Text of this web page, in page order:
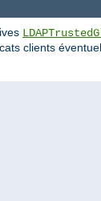
clients